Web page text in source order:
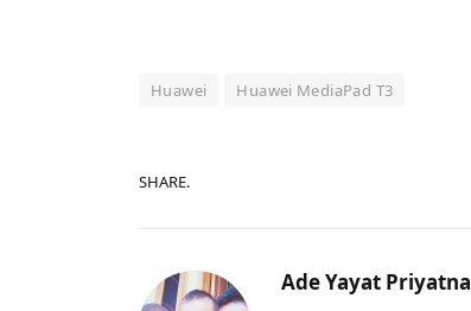
Huawei Huawei MediaPad T3
SHARE.
Ade Yayat Priyatna